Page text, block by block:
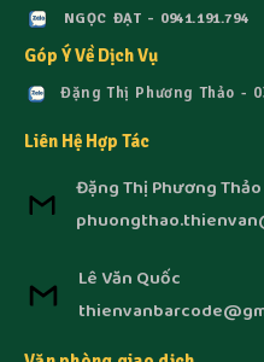
NGỌC ĐẠT - 0941.191.794
Góp Ý Về Dịch Vụ
Đặng Thị Phương Thảo -
Liên Hệ Hợp Tác
Đặng Thị Phương Thảo
Lê Văn Quốc